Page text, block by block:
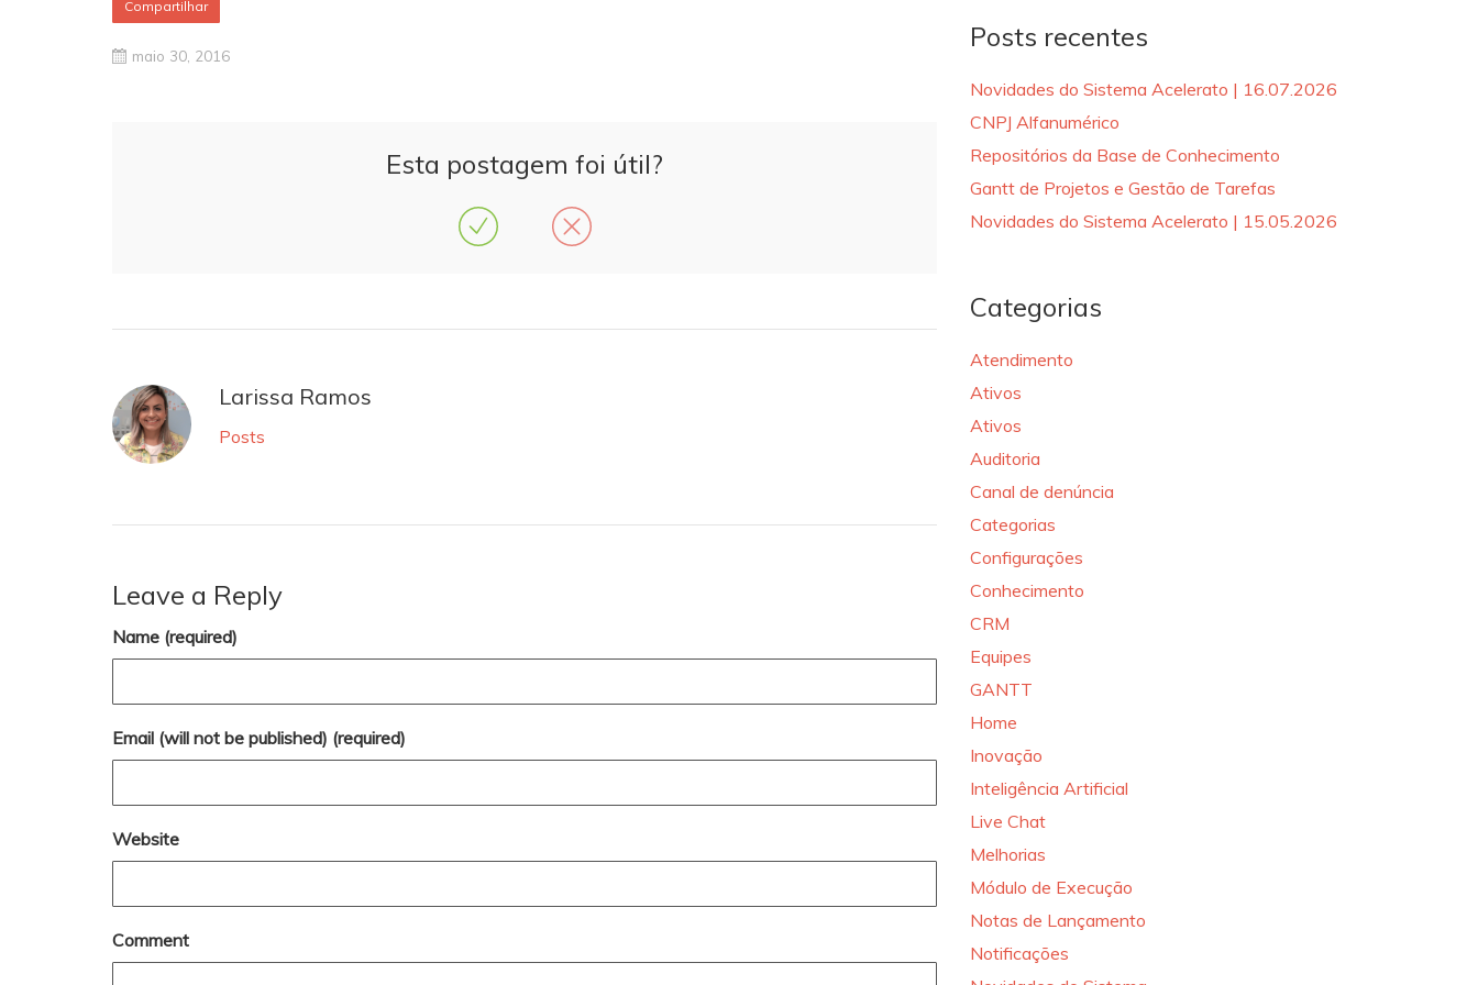
Compartilhar
maio 30, 2016
Esta postagem foi útil?
Larissa Ramos
Posts
Leave a Reply
Name (required)
Email (will not be published) (required)
Website
Comment
Posts recentes
Novidades do Sistema Acelerato | 16.07.2026
CNPJ Alfanumérico
Repositórios da Base de Conhecimento
Gantt de Projetos e Gestão de Tarefas
Novidades do Sistema Acelerato | 15.05.2026
Categorias
Atendimento
Ativos
Ativos
Auditoria
Canal de denúncia
Categorias
Configurações
Conhecimento
CRM
Equipes
GANTT
Home
Inovação
Inteligência Artificial
Live Chat
Melhorias
Módulo de Execução
Notas de Lançamento
Notificações